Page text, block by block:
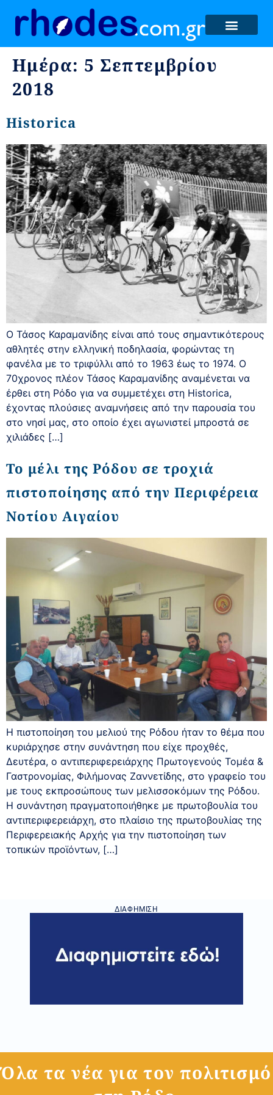
Ημέρα: 5 Σεπτεμβρίου
2018
Historica
Ο Τάσος Καραμανίδης είναι από τους σημαντικότερους
αθλητές στην ελληνική ποδηλασία, φορώντας τη
φανέλα με το τριφύλλι από το 1963 έως το 1974. Ο
70χρονος πλέον Τάσος Καραμανίδης αναμένεται να
έρθει στη Ρόδο για να συμμετέχει στη Historica,
έχοντας πλούσιες αναμνήσεις από την παρουσία του
στο νησί μας, στο οποίο έχει αγωνιστεί μπροστά σε
χιλιάδες […]
Το μέλι της Ρόδου σε τροχιά
πιστοποίησης από την Περιφέρεια
Νοτίου Αιγαίου
Η πιστοποίηση του μελιού της Ρόδου ήταν το θέμα που
κυριάρχησε στην συνάντηση που είχε προχθές,
Δευτέρα, ο αντιπεριφερειάρχης Πρωτογενούς Τομέα &
Γαστρονομίας, Φιλήμονας Ζαννετίδης, στο γραφείο του
με τους εκπροσώπους των μελισσοκόμων της Ρόδου.
Η συνάντηση πραγματοποιήθηκε με πρωτοβουλία του
αντιπεριφερειάρχη, στο πλαίσιο της πρωτοβουλίας της
Περιφερειακής Αρχής για την πιστοποίηση των
τοπικών προϊόντων, […]
ΔΙΑΦΉΜΙΣΗ
Όλα τα νέα για τον πολιτισμό